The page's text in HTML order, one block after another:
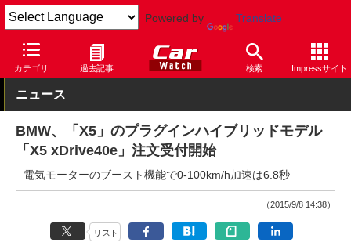
Powered by Translate
カテゴリ 過去記事 検索 Impressサイト
Car Watch 自動車 X5
ニュース
BMW、「X5」のプラグインハイブリッドモデル
「X5 xDrive40e」注文受付開始
電気モーターのブースト機能で0-100km/h加速は6.8秒
（2015/9/8 14:38）
リスト